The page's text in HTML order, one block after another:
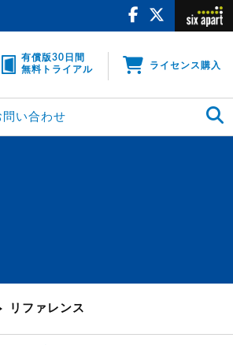
有償版30日間
無料トライアル
ライセンス購入
い合わせ
リファレンス